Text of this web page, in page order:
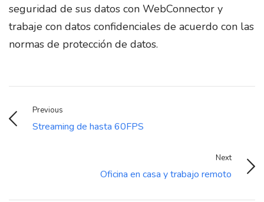
seguridad de sus datos con WebConnector y
trabaje con datos confidenciales de acuerdo con las
normas de protección de datos.
Previous
Streaming de hasta 60FPS
Next
Oficina en casa y trabajo remoto